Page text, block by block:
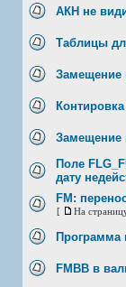
АКН не
Таблицы
Замещение
Замещение
Поле
дату
FM:
[ На
Программа
FMBB в